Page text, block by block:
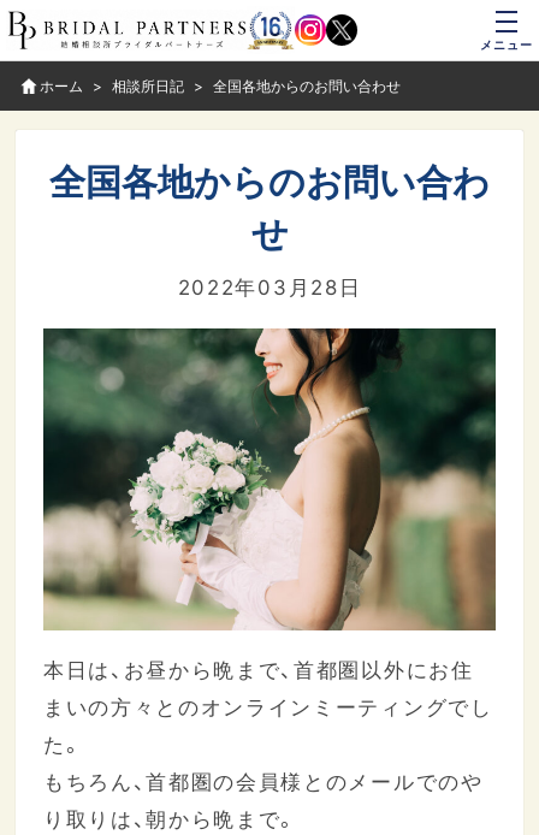
メニュー
ホーム 相談所日記 全国各地からのお問い合わせ
全国各地からのお問い合わ
せ
2022年03月28日
本日は、お昼から晩まで、首都圏以外にお住
まいの方々とのオンラインミーティングでし
た。
もちろん、首都圏の会員様とのメールでのや
り取りは、朝から晩まで。